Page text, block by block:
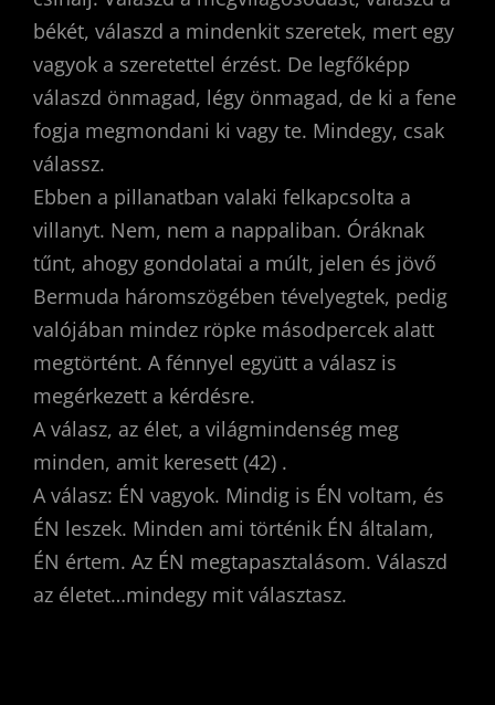
békét, válaszd a mindenkit szeretek, mert egy
vagyok a szeretettel érzést. De legfőképp
válaszd önmagad, légy önmagad, de ki a fene
fogja megmondani ki vagy te. Mindegy, csak
válassz.
Ebben a pillanatban valaki felkapcsolta a
villanyt. Nem, nem a nappaliban. Óráknak
tűnt, ahogy gondolatai a múlt, jelen és jövő
Bermuda háromszögében tévelyegtek, pedig
valójában mindez röpke másodpercek alatt
megtörtént. A fénnyel együtt a válasz is
megérkezett a kérdésre.
A válasz, az élet, a világmindenség meg
minden, amit keresett (42) .
A válasz: ÉN vagyok. Mindig is ÉN voltam, és
ÉN leszek. Minden ami történik ÉN általam,
ÉN értem. Az ÉN megtapasztalásom. Válaszd
az életet…mindegy mit választasz.